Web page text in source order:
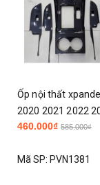
Ốp nội thất
2020 2021 2022
2025 2026
460.000₫ 585.000₫
Mã SP: PVN1381